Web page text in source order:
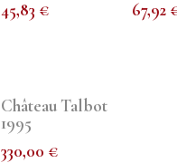
45,83 €
67,92
Château Talbot
1995
330,00 €